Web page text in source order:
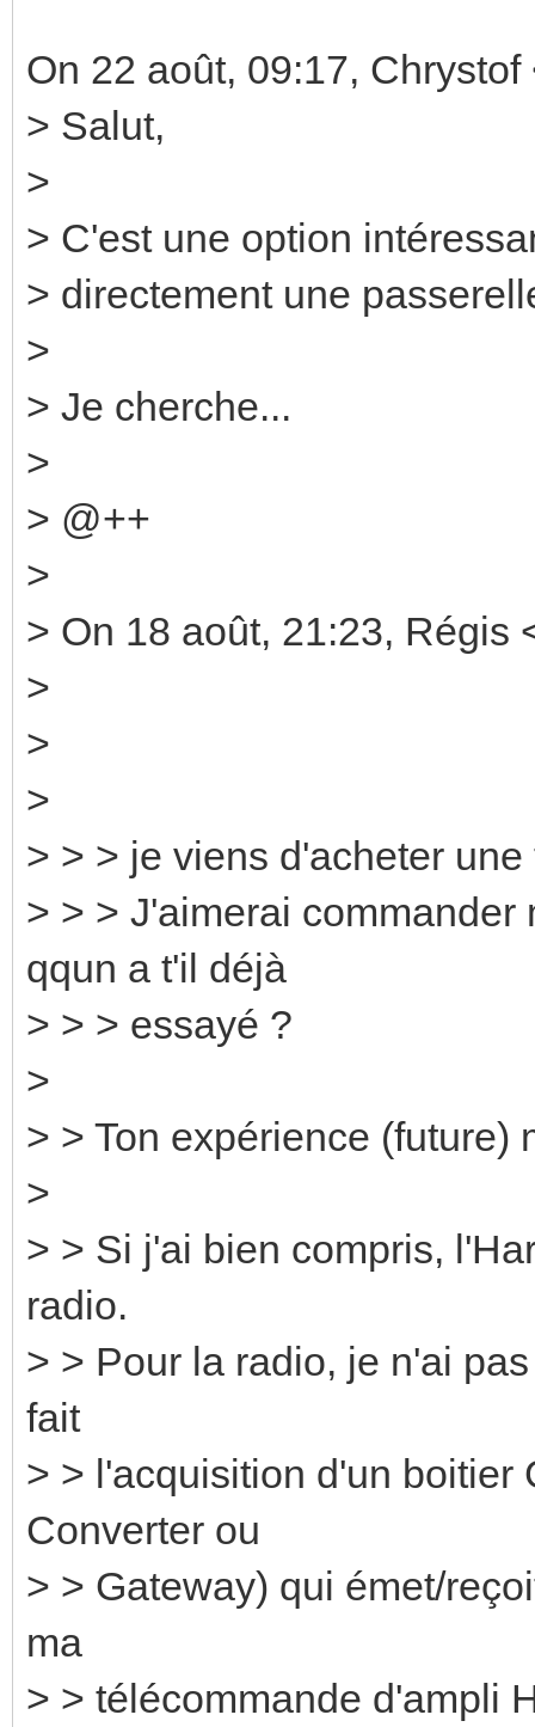
On 22 août, 09:17,
> Salut,
>
> C'est une option
> directement une
>
> Je cherche...
>
> @++
>
> On 18 août, 21:23, Régis
>
>
>
> > > je viens d'acheter
> > > J'aimerai
qqun a t'il déjà
> > > essayé ?
>
> > Ton expérience (future)
>
> > Si j'ai bien compris,
radio.
> > Pour la radio, je n'ai
fait
> > l'acquisition d'un boitier
Converter ou
> > Gateway) qui émet/
ma
> > télécommande d'ampli